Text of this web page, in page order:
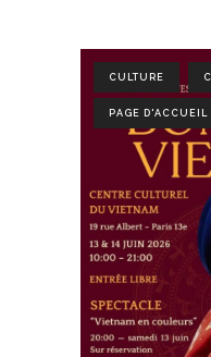
CULTURE
PAGE D'ACCUEIL